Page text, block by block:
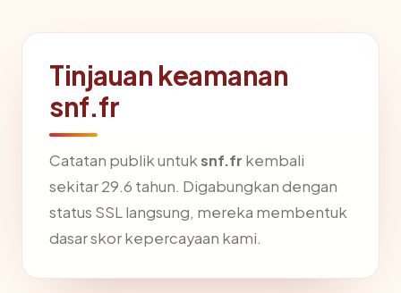
Tinjauan keamanan
snf.fr
Catatan publik untuksnf.fr kembali
sekitar 29.6 tahun. Digabungkan dengan
status SSL langsung, mereka membentuk
dasar skor kepercayaan kami.